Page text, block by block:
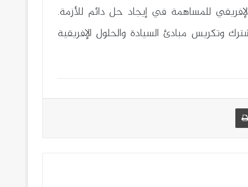
للمساهمة في إيجاد حل دائم للأزمة.
وتكريس مبادئ السيادة والحلول الإفريقية